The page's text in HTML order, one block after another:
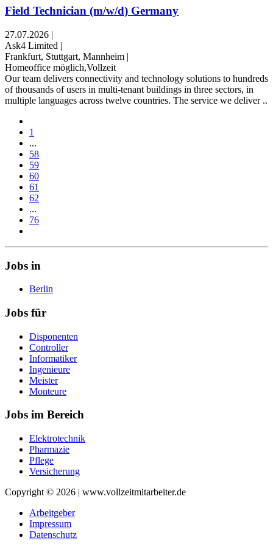
Field Technician (m/w/d) Germany
27.07.2026 |
Ask4 Limited |
Frankfurt, Stuttgart, Mannheim |
Homeoffice möglich,Vollzeit
Our team delivers connectivity and technology solutions to hundreds
of thousands of users in multi-tenant buildings in three sectors, in
multiple languages across twelve countries. The service we deliver ..
1
...
58
59
60
61
62
...
76
Jobs in
Berlin
Jobs für
Disponenten
Controller
Informatiker
Ingenieure
Meister
Monteure
Jobs im Bereich
Elektrotechnik
Pharmazie
Pflege
Versicherung
Copyright © 2026 | www.vollzeitmitarbeiter.de
Arbeitgeber
Impressum
Datenschutz